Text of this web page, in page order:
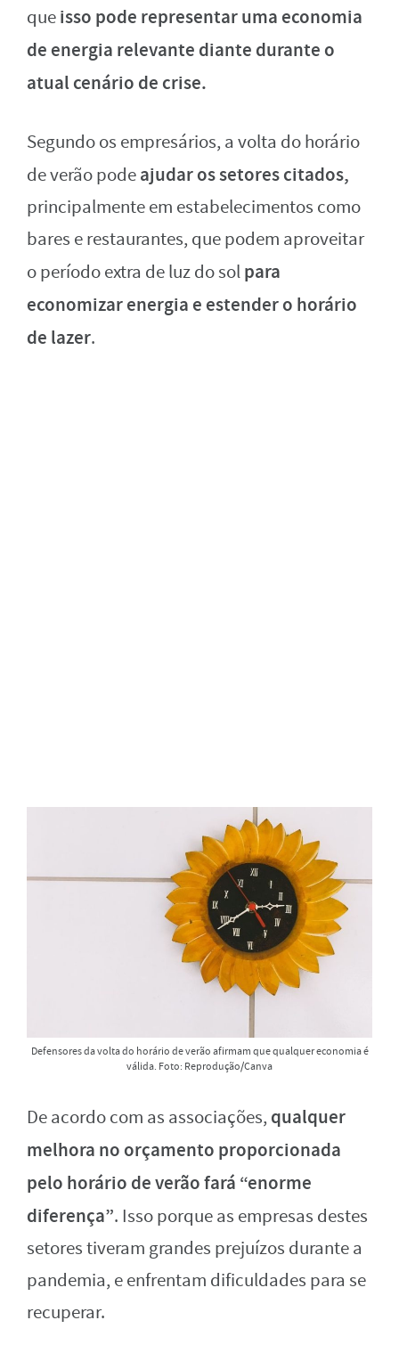
queisso pode representar uma economia
de energia relevante diante durante o
atual cenário de crise.
Segundo os empresários, a volta do horário
de verão podeajudar os setores citados,
principalmente em estabelecimentos como
bares e restaurantes, que podem aproveitar
o período extra de luz do solpara
economizar energia e estender o horário
de lazer.
Defensores da volta do horário de verão afirmam que qualquer economia é
válida. Foto: Reprodução/Canva
De acordo com as associações, qualquer
melhora no orçamento proporcionada
pelo horário de verão fará “enorme
diferença”. Isso porque as empresas destes
setores tiveram grandes prejuízos durante a
pandemia, e enfrentam dificuldades para se
recuperar.